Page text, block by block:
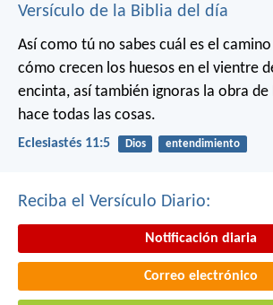
Versículo de la Biblia del día
Así como tú no sabes cuál es el
cómo crecen los huesos en el vientre
encinta, así también ignoras la obra de
hace todas las cosas.
Eclesiastés 11:5 Dios entendimiento
Reciba el Versículo Diario:
Notificación diaria
Correo electrónico